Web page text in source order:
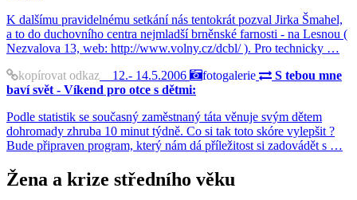
K dalšímu pravidelnému setkání nás tentokrát pozval Jirka Šmahel,
a to do duchovního centra nejmladší brněnské farnosti - na Lesnou (
Nezvalova 13, web: http://www.volny.cz/dcbl/ ). Pro technicky …
kopírovat odkaz 12.- 14.5.2006 fotogalerie
S tebou mne
baví svět - Víkend pro otce s dětmi:
Podle statistik se současný zaměstnaný táta věnuje svým dětem
dohromady zhruba 10 minut týdně. Co si tak toto skóre vylepšit ?
Bude připraven program, který nám dá příležitost si zadovádět s …
Žena a krize středního věku